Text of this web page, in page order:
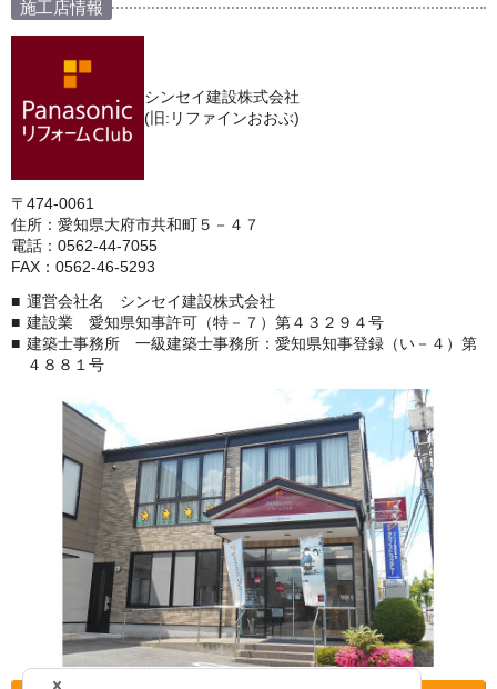
施工店情報
シンセイ建設株式会社
(旧:リファインおおぶ)
〒474-0061
住所：愛知県大府市共和町５－４７
電話：0562-44-7055
FAX：0562-46-5293
運営会社名 シンセイ建設株式会社
建設業 愛知県知事許可（特－７）第４３２９４号
建築士事務所 一級建築士事務所：愛知県知事登録（い－４）第
４８８１号